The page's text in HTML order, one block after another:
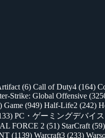
(6) Call of Duty4 (164)
Strike: Global Offensive
Game (949) Half-Life2 (242)
PC・ゲーミングデバイス
FORCE 2 (51) StarCraft (59)
(1139) Warcraft3 (233)